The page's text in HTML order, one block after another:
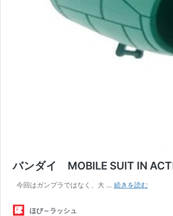
バンダイ MOBILE SUIT IN
今回はガンプラではなく、大 … 続きを読むバ
ほび～ラッシュ